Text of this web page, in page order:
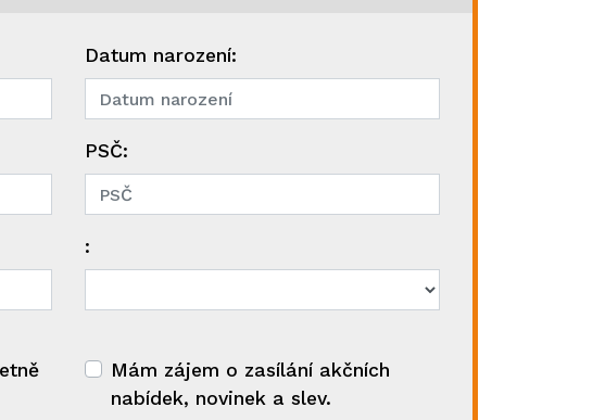
Datum narození:
PSČ:
:
Mám zájem o zasílání akčních
nabídek, novinek a slev.